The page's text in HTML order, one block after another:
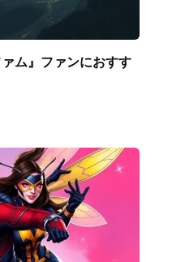
ム』ファンにおすす